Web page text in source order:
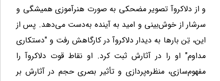
و از دلاکروآ تصویر مضحکی به صورت هنرآموزی همیشگی و
سرشار از خوش‌بینی و امید به آینده به‌دست می‌دهد. پس از
این، تِن بارها به دیدار دلاکروآ در کارگاهش رفت و "دستکاری
مداوم" او را در آثارش ثبت کرد. او نقاط قوت دلاکروآ را
مفهوم‌سازی، منظره‌پردازی و تأثیر بصری حجم در آثارش بر